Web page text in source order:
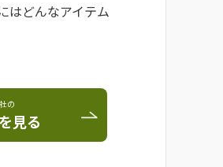
はどんなアイテム
の
見る